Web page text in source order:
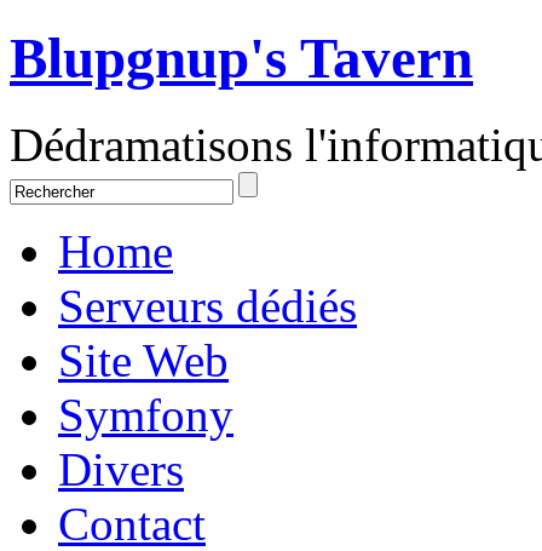
Blupgnup's Tavern
Dédramatisons
Home
Serveurs dédiés
Site Web
Symfony
Divers
Contact